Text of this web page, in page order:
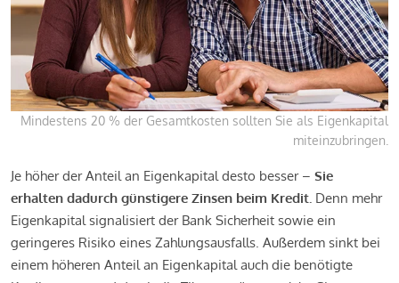
Mindestens 20 % der Gesamtkosten sollten Sie als Eigenkapital
miteinzubringen.
Je höher der Anteil an Eigenkapital desto besser – Sie
erhalten dadurch günstigere Zinsen beim Kredit. Denn mehr
Eigenkapital signalisiert der Bank Sicherheit sowie ein
geringeres Risiko eines Zahlungsausfalls. Außerdem sinkt bei
einem höheren Anteil an Eigenkapital auch die benötigte